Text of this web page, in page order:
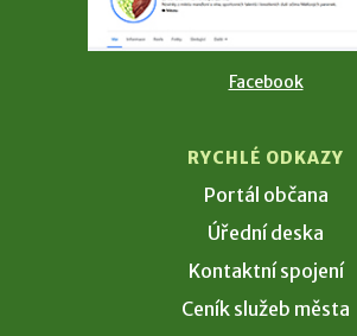
Facebook
RYCHLÉ ODKAZY
Portál občana
Úřední deska
Kontaktní spojení
Ceník služeb města